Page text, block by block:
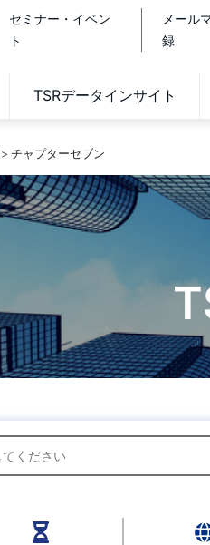
セミナー・イベン
ト
メール
録
TSRデータインサイト
チャプターセブン